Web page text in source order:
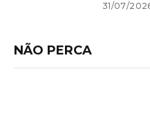
31/07/
NÃO PERCA